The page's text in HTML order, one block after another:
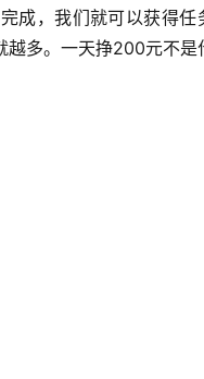
成，我们就可以获得任
越多。一天挣200元不是